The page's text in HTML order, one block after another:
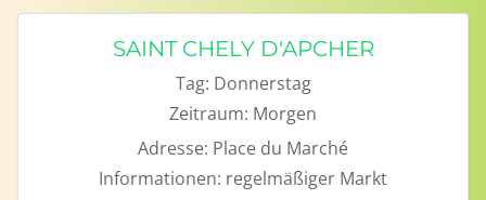
SAINT CHELY D'APCHER
Tag: Donnerstag
Zeitraum: Morgen
Adresse: Place du Marché
Informationen: regelmäßiger Markt